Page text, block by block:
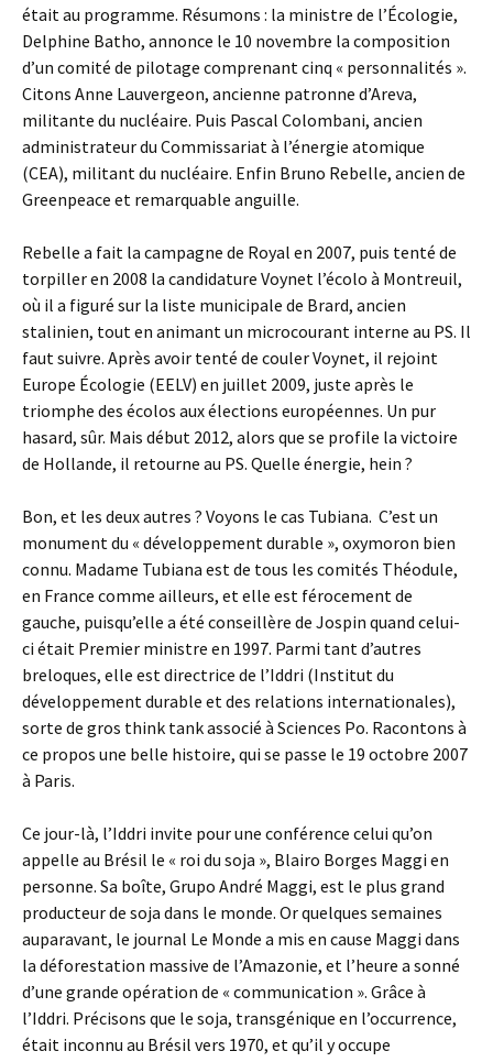
était au programme. Résumons : la ministre de l’Écologie,
Delphine Batho, annonce le 10 novembre la composition
d’un comité de pilotage comprenant cinq « personnalités ».
Citons Anne Lauvergeon, ancienne patronne d’Areva,
militante du nucléaire. Puis Pascal Colombani, ancien
administrateur du Commissariat à l’énergie atomique
(CEA), militant du nucléaire. Enfin Bruno Rebelle, ancien de
Greenpeace et remarquable anguille.
Rebelle a fait la campagne de Royal en 2007, puis tenté de
torpiller en 2008 la candidature Voynet l’écolo à Montreuil,
où il a figuré sur la liste municipale de Brard, ancien
stalinien, tout en animant un microcourant interne au PS. Il
faut suivre. Après avoir tenté de couler Voynet, il rejoint
Europe Écologie (EELV) en juillet 2009, juste après le
triomphe des écolos aux élections européennes. Un pur
hasard, sûr. Mais début 2012, alors que se profile la victoire
de Hollande, il retourne au PS. Quelle énergie, hein ?
Bon, et les deux autres ? Voyons le cas Tubiana. C’est un
monument du « développement durable », oxymoron bien
connu. Madame Tubiana est de tous les comités Théodule,
en France comme ailleurs, et elle est férocement de
gauche, puisqu’elle a été conseillère de Jospin quand celui-
ci était Premier ministre en 1997. Parmi tant d’autres
breloques, elle est directrice de l’Iddri (Institut du
développement durable et des relations internationales),
sorte de gros think tank associé à Sciences Po. Racontons à
ce propos une belle histoire, qui se passe le 19 octobre 2007
à Paris.
Ce jour-là, l’Iddri invite pour une conférence celui qu’on
appelle au Brésil le « roi du soja », Blairo Borges Maggi en
personne. Sa boîte, Grupo André Maggi, est le plus grand
producteur de soja dans le monde. Or quelques semaines
auparavant, le journal Le Monde a mis en cause Maggi dans
la déforestation massive de l’Amazonie, et l’heure a sonné
d’une grande opération de « communication ». Grâce à
l’Iddri. Précisons que le soja, transgénique en l’occurrence,
était inconnu au Brésil vers 1970, et qu’il y occupe